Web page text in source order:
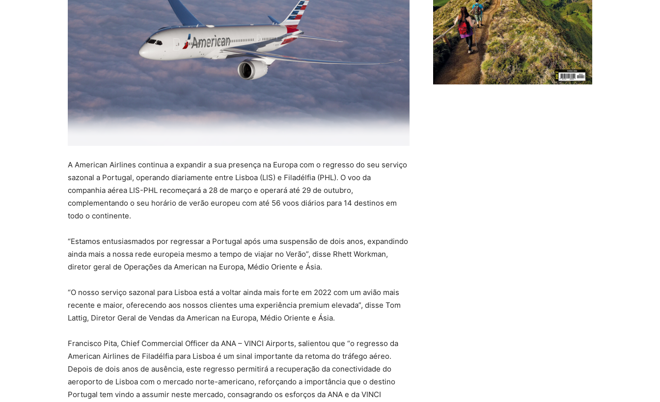
A American Airlines continua a expandir a sua presença na Europa com o regresso do seu serviço
sazonal a Portugal, operando diariamente entre Lisboa (LIS) e Filadélfia (PHL). O voo da
companhia aérea LIS-PHL recomeçará a 28 de março e operará até 29 de outubro,
complementando o seu horário de verão europeu com até 56 voos diários para 14 destinos em
todo o continente.
“Estamos entusiasmados por regressar a Portugal após uma suspensão de dois anos, expandindo
ainda mais a nossa rede europeia mesmo a tempo de viajar no Verão”, disse Rhett Workman,
diretor geral de Operações da American na Europa, Médio Oriente e Ásia.
“O nosso serviço sazonal para Lisboa está a voltar ainda mais forte em 2022 com um avião mais
recente e maior, oferecendo aos nossos clientes uma experiência premium elevada”, disse Tom
Lattig, Diretor Geral de Vendas da American na Europa, Médio Oriente e Ásia.
Francisco Pita, Chief Commercial Officer da ANA – VINCI Airports, salientou que “o regresso da
American Airlines de Filadélfia para Lisboa é um sinal importante da retoma do tráfego aéreo.
Depois de dois anos de ausência, este regresso permitirá a recuperação da conectividade do
aeroporto de Lisboa com o mercado norte-americano, reforçando a importância que o destino
Portugal tem vindo a assumir neste mercado, consagrando os esforços da ANA e da VINCI